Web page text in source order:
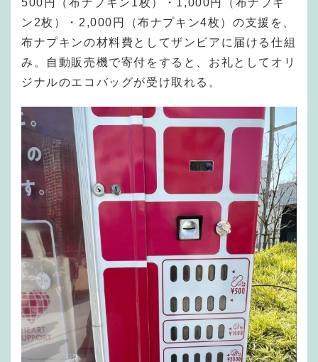
ン2枚）・2,000円（布ナプキン4枚）の支援を、
布ナプキンの材料費としてザンビアに届ける仕組
み。自動販売機で寄付をすると、お礼としてオリ
ジナルのエコバッグが受け取れる。